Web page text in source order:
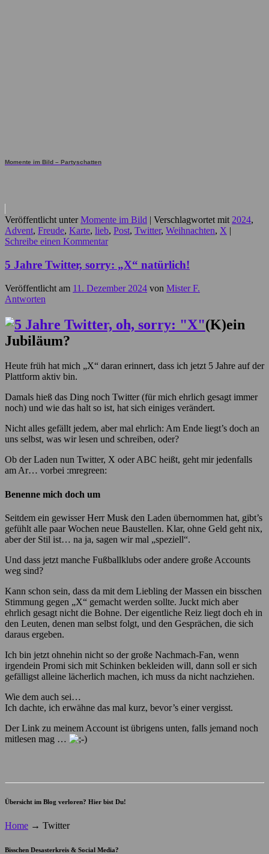
Momente im Bild – Partyschatten
Veröffentlicht unter Momente im Bild | Verschlagwortet mit 2024,
Advent, Freude, Karte, lieb, Post, Twitter, Weihnachten, X |
Schreibe einen Kommentar
5 Jahre Twitter, sorry: „X“ natürlich!
Veröffentlicht am 11. Dezember 2024 von Mister F.
Antworten
(K)ein
Jubiläum?
Heute früh hat mich „X“ daran erinnert, dass ich jetzt 5 Jahre auf der
Plattform aktiv bin.
Damals hieß das Ding noch Twitter (für mich ehrlich gesagt immer
noch) und wie das halt so ist, hat sich einiges verändert.
Nicht alles gefällt jedem, aber mal ehrlich: Am Ende liegt’s doch an
uns selbst, was wir lesen und schreiben, oder?
Ob der Laden nun Twitter, X oder ABC heißt, geht mir jedenfalls
am Ar… vorbei :mregreen:
Benenne mich doch um
Seitdem ein gewisser Herr Musk den Laden übernommen hat, gibt’s
gefühlt alle paar Wochen neue Baustellen. Klar, ohne Geld geht nix,
aber der Stil ist… na ja, sagen wir mal „speziell“.
Und dass jetzt manche Fußballklubs oder andere große Accounts
weg sind?
Kann schon sein, dass da mit dem Liebling der Massen ein bisschen
Stimmung gegen „X“ gemacht werden sollte. Juckt mich aber
ehrlich gesagt nicht die Bohne. Der eigentliche Reiz liegt doch eh in
den Leuten, denen man selbst folgt, und den Gesprächen, die sich
daraus ergeben.
Ich bin jetzt ohnehin nicht so der große Nachmach-Fan, wenn
irgendein Promi sich mit Schinken bekleiden will, dann soll er sich
gefälligst alleine lächerlich machen, ich muss da nicht nachziehen.
Wie dem auch sei…
Ich dachte, ich erwähne das mal kurz, bevor’s einer vergisst.
Der Link zu meinem Account ist übrigens unten, falls jemand noch
mitlesen mag …
Übersicht im Blog verloren? Hier bist Du!
Home → Twitter
Bisschen Desasterkreis & Social Media?